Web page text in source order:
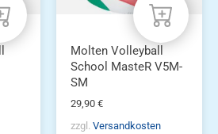
Molten Volleyball
School MasteR V5M-
SM
29,90 €
zzgl. Versandkosten